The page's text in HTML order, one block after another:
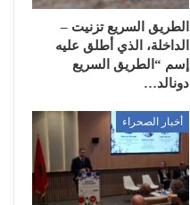
الطريق السريع تزنيت –
الداخلة، الذي أطلق عليه
إسم “الطريق السريع
دونالد…
أخبار الصحراء